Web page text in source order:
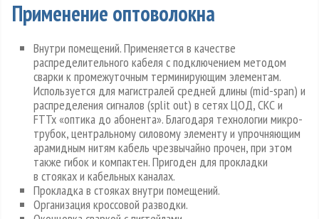
Применение оптоволокна
Внутри помещений. Применяется в качестве
распределительного кабеля с подключением методом
сварки к промежуточным терминирующим элементам.
Используется для магистралей средней длины (mid-span) и
распределения сигналов (split out) в сетях ЦОД, СКС и
FTTx «оптика до абонента». Благодаря технологии микро-
трубок, центральному силовому элементу и упрочняющим
арамидным нитям кабель чрезвычайно прочен, при этом
также гибок и компактен. Пригоден для прокладки
в стояках и кабельных каналах.
Прокладка в стояках внутри помещений.
Организация кроссовой разводки.